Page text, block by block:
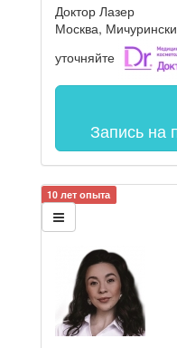
Доктор Лазер
Москва,
уточняйте
Запись на
10 лет опыта